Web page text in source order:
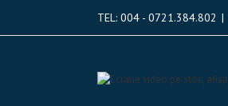
TEL: 004 - 0721.384.802 |